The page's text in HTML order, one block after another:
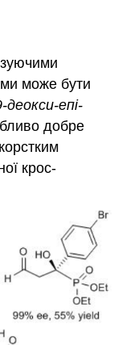
може бути
деокси-епі-
добре
крос-